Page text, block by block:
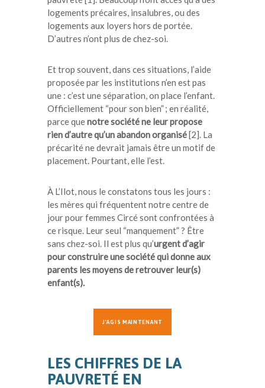
logements précaires, insalubres, ou des
logements aux loyers hors de portée.
D’autres n’ont plus de chez-soi.
Et trop souvent, dans ces situations, l’aide
proposée par les institutions n’en est pas
une : c’est une séparation, on place l’enfant.
Officiellement “pour son bien” ; en réalité,
parce quenotre société ne leur propose
rien d’autre qu’un abandon organisé [2]. La
précarité ne devrait jamais être un motif de
placement. Pourtant, elle l’est.
À L’Ilot, nous le constatons tous les jours :
les mères qui fréquentent notre centre de
jour pour femmes Circé sont confrontées à
ce risque. Leur seul “manquement” ? Être
sans chez-soi. Il est plus qu’urgent d’agir
pour construire une société qui donne aux
parents les moyens de retrouver leur(s)
enfant(s).
J'AGIS MAINTENANT
LES CHIFFRES DE LA
PAUVRETÉ EN